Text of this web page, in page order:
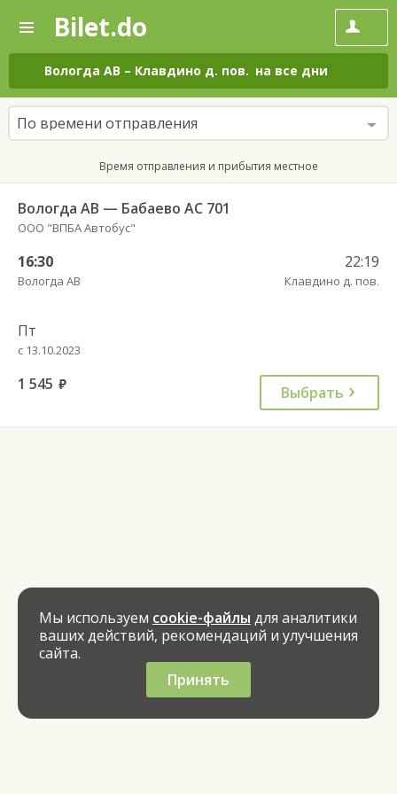
—
Поиск
и
покупка
билетов
на
автобус
онлайн
Bilet.do
Вологда АВ – Клавдино д. пов. на все дни
По времени отправления
Время отправления и прибытия местное
Вологда АВ — Бабаево АС 701
ООО "ВПБА Автобус"
16:30
Вологда АВ
22:19
Клавдино д. пов.
Пт
с 13.10.2023
1 545 руб. Выбрать
Мы используем cookie-файлы для аналитики
ваших действий, рекомендаций и улучшения
сайта.
Принять